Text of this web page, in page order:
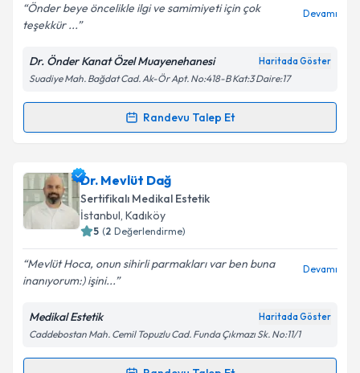
Kişisel verilerimin işlenmesine ilişkin
Aydınlatma
Metni'ni okudum ve kişisel verilerimin belirtilen
kapsamda işlenmesini kabul ediyorum.
Önder beye öncelikle ilgi ve samimiyeti için çok
teşekkür ...
Devamı
Dr. Önder Kanat Özel Muayenehanesi Haritada Göster
Suadiye Mah. Bağdat Cad. Ak-Ör Apt. No:418-B Kat:3 Daire:17
Randevu Talep Et
Randevu Takvimi Talebi
Dr. Önder Kanatiçin randevu takvimi talebi
oluşturun. Size bu uzmandan randevu almanız için bir
takvim hazırlandığında e-posta ile bilgilendireceğiz.
Kişisel verilerimin işlenmesine ilişkin
Aydınlatma
Metni'ni okudum ve kişisel verilerimin belirtilen
kapsamda işlenmesini kabul ediyorum.
Dr. Mevlüt Dağ
Sertifikalı Medikal Estetik
İstanbul, Kadıköy
5 (2 Değerlendirme)
Mevlüt Hoca, onun sihirli parmakları var ben buna
inanıyorum:) işini...
Devamı
Medikal Estetik Haritada Göster
Caddebostan Mah. Cemil Topuzlu Cad. Funda Çıkmazı Sk. No:11/1